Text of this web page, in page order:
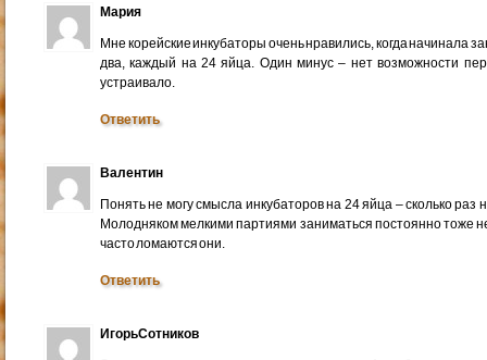
Мария
Мне корейские инкубаторы очень нравились, когда начинала
два, каждый на 24 яйца. Один минус – нет возможности
устраивало.
Ответить
Валентин
Понять не могу смысла инкубаторов на 24 яйца – сколько раз
Молодняком мелкими партиями заниматься постоянно тоже
часто ломаются они.
Ответить
ИгорьСотников